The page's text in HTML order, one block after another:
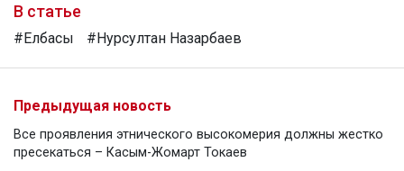
В статье
#Елбасы #Нурсултан Назарбаев
Предыдущая новость
Все проявления этнического высокомерия должны жестко
пресекаться – Касым-Жомарт Токаев